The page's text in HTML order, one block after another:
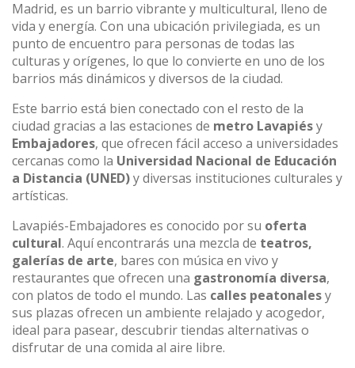
Madrid, es un barrio vibrante y multicultural, lleno de
vida y energía. Con una ubicación privilegiada, es un
punto de encuentro para personas de todas las
culturas y orígenes, lo que lo convierte en uno de los
barrios más dinámicos y diversos de la ciudad.
Este barrio está bien conectado con el resto de la
ciudad gracias a las estaciones de metro Lavapiésy
Embajadores, que ofrecen fácil acceso a universidades
cercanas como la Universidad Nacional de Educación
a Distancia (UNED)y diversas instituciones culturales y
artísticas.
Lavapiés-Embajadores es conocido por su oferta
cultural. Aquí encontrarás una mezcla de teatros,
galerías de arte, bares con música en vivo y
restaurantes que ofrecen una gastronomía diversa,
con platos de todo el mundo. Las calles peatonalesy
sus plazas ofrecen un ambiente relajado y acogedor,
ideal para pasear, descubrir tiendas alternativas o
disfrutar de una comida al aire libre.